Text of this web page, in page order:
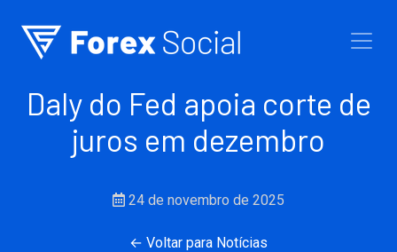
Daly do Fed apoia corte de
juros em dezembro
24 de novembro de 2025
← Voltar para Notícias